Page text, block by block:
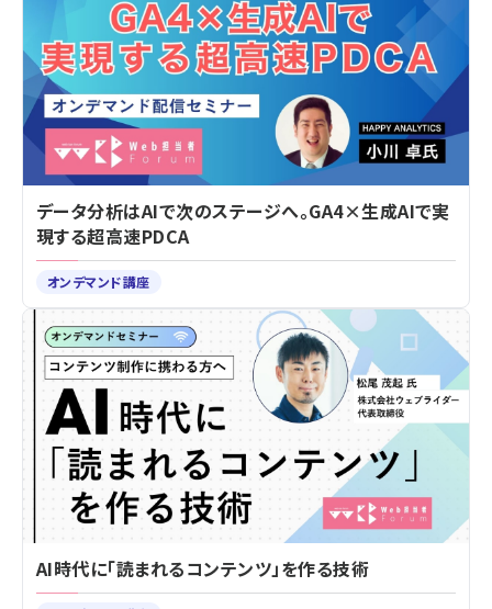
データ分析はAIで次のステージへ。GA4×生成AIで実
現する超高速PDCA
オンデマンド講座
AI時代に「読まれるコンテンツ」を作る技術